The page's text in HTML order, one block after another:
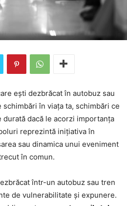
ești dezbrăcat în autobuz sau
în viața ta, schimbări ce
dacă le acorzi importanța
reprezintă inițiativa în
sau dinamica unui eveniment
în comun.
într-un autobuz sau tren
de vulnerabilitate și expunere.